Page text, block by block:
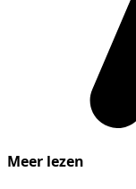
Meer lezen